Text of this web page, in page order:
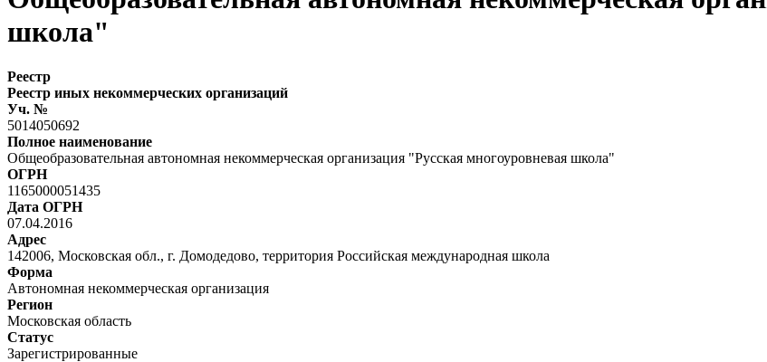
школа"
Реестр
Реестр иных некоммерческих организаций
Уч. №
5014050692
Полное наименование
Общеобразовательная автономная некоммерческая организация "Русская многоуровневая школа"
ОГРН
1165000051435
Дата ОГРН
07.04.2016
Адрес
142006, Московская обл., г. Домодедово, территория Российская международная школа
Форма
Автономная некоммерческая организация
Регион
Московская область
Статус
Зарегистрированные